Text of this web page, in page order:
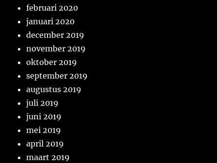
februari 2020
januari 2020
december 2019
november 2019
oktober 2019
september 2019
augustus 2019
juli 2019
juni 2019
mei 2019
april 2019
maart 2019